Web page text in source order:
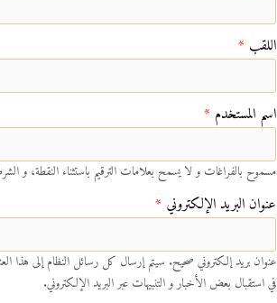
‏اللقب ‏ *
‏اسم المستخدم ‏ *
مسموح بالفراغات و لا يسمح بعلامات الترقيم باستثناء النقطة، و
‏عنوان البريد الإلكتروني ‏ *
عنوان بريد إلكتروني صحيح. سيتم إرسال كل رسائل النظام إلى هذا
في استقبال بعض الأخبار و التنبيهات عبر البريد الإلكتروني.